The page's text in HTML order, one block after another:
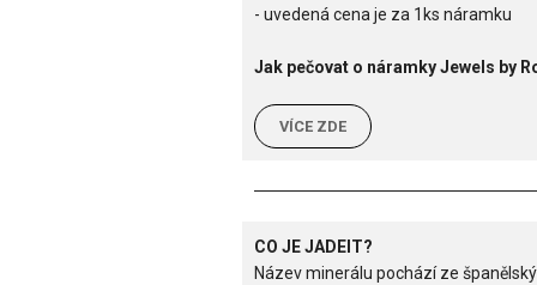
- uvedená cena je za 1ks náramku
Jak pečovat o náramky Jewels by
VÍCE ZDE
CO JE JADEIT?
Název minerálu pochází ze